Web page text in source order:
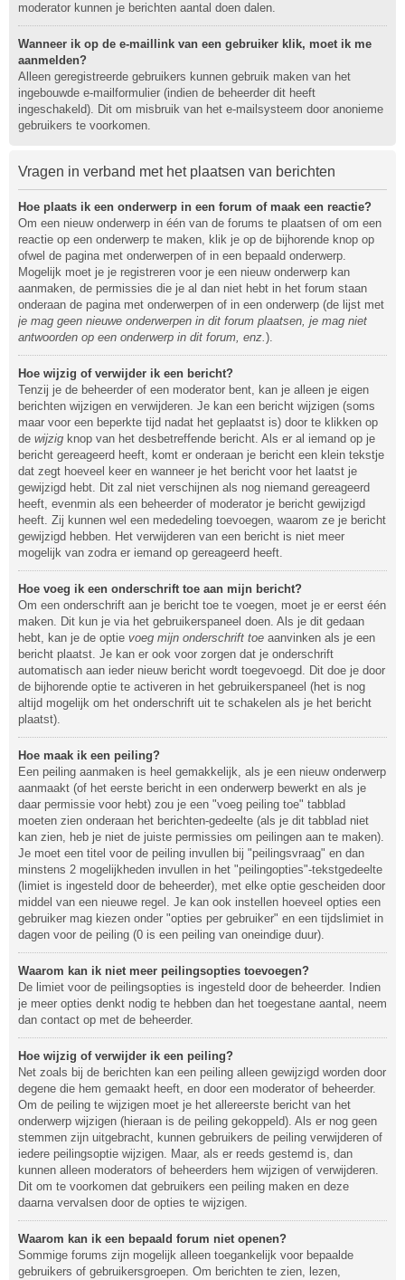
moderator kunnen je berichten aantal doen dalen.
Wanneer ik op de e-maillink van een gebruiker klik, moet ik me
aanmelden?
Alleen geregistreerde gebruikers kunnen gebruik maken van het
ingebouwde e-mailformulier (indien de beheerder dit heeft
ingeschakeld). Dit om misbruik van het e-mailsysteem door anonieme
gebruikers te voorkomen.
Vragen in verband met het plaatsen van berichten
Hoe plaats ik een onderwerp in een forum of maak een reactie?
Om een nieuw onderwerp in één van de forums te plaatsen of om een
reactie op een onderwerp te maken, klik je op de bijhorende knop op
ofwel de pagina met onderwerpen of in een bepaald onderwerp.
Mogelijk moet je je registreren voor je een nieuw onderwerp kan
aanmaken, de permissies die je al dan niet hebt in het forum staan
onderaan de pagina met onderwerpen of in een onderwerp (de lijst met
je mag geen nieuwe onderwerpen in dit forum plaatsen, je mag niet
antwoorden op een onderwerp in dit forum, enz.).
Hoe wijzig of verwijder ik een bericht?
Tenzij je de beheerder of een moderator bent, kan je alleen je eigen
berichten wijzigen en verwijderen. Je kan een bericht wijzigen (soms
maar voor een beperkte tijd nadat het geplaatst is) door te klikken op
de wijzig knop van het desbetreffende bericht. Als er al iemand op je
bericht gereageerd heeft, komt er onderaan je bericht een klein tekstje
dat zegt hoeveel keer en wanneer je het bericht voor het laatst je
gewijzigd hebt. Dit zal niet verschijnen als nog niemand gereageerd
heeft, evenmin als een beheerder of moderator je bericht gewijzigd
heeft. Zij kunnen wel een mededeling toevoegen, waarom ze je bericht
gewijzigd hebben. Het verwijderen van een bericht is niet meer
mogelijk van zodra er iemand op gereageerd heeft.
Hoe voeg ik een onderschrift toe aan mijn bericht?
Om een onderschrift aan je bericht toe te voegen, moet je er eerst één
maken. Dit kun je via het gebruikerspaneel doen. Als je dit gedaan
hebt, kan je de optie voeg mijn onderschrift toe aanvinken als je een
bericht plaatst. Je kan er ook voor zorgen dat je onderschrift
automatisch aan ieder nieuw bericht wordt toegevoegd. Dit doe je door
de bijhorende optie te activeren in het gebruikerspaneel (het is nog
altijd mogelijk om het onderschrift uit te schakelen als je het bericht
plaatst).
Hoe maak ik een peiling?
Een peiling aanmaken is heel gemakkelijk, als je een nieuw onderwerp
aanmaakt (of het eerste bericht in een onderwerp bewerkt en als je
daar permissie voor hebt) zou je een "voeg peiling toe" tabblad
moeten zien onderaan het berichten-gedeelte (als je dit tabblad niet
kan zien, heb je niet de juiste permissies om peilingen aan te maken).
Je moet een titel voor de peiling invullen bij "peilingsvraag" en dan
minstens 2 mogelijkheden invullen in het "peilingopties"-tekstgedeelte
(limiet is ingesteld door de beheerder), met elke optie gescheiden door
middel van een nieuwe regel. Je kan ook instellen hoeveel opties een
gebruiker mag kiezen onder "opties per gebruiker" en een tijdslimiet in
dagen voor de peiling (0 is een peiling van oneindige duur).
Waarom kan ik niet meer peilingsopties toevoegen?
De limiet voor de peilingsopties is ingesteld door de beheerder. Indien
je meer opties denkt nodig te hebben dan het toegestane aantal, neem
dan contact op met de beheerder.
Hoe wijzig of verwijder ik een peiling?
Net zoals bij de berichten kan een peiling alleen gewijzigd worden door
degene die hem gemaakt heeft, en door een moderator of beheerder.
Om de peiling te wijzigen moet je het allereerste bericht van het
onderwerp wijzigen (hieraan is de peiling gekoppeld). Als er nog geen
stemmen zijn uitgebracht, kunnen gebruikers de peiling verwijderen of
iedere peilingsoptie wijzigen. Maar, als er reeds gestemd is, dan
kunnen alleen moderators of beheerders hem wijzigen of verwijderen.
Dit om te voorkomen dat gebruikers een peiling maken en deze
daarna vervalsen door de opties te wijzigen.
Waarom kan ik een bepaald forum niet openen?
Sommige forums zijn mogelijk alleen toegankelijk voor bepaalde
gebruikers of gebruikersgroepen. Om berichten te zien, lezen,